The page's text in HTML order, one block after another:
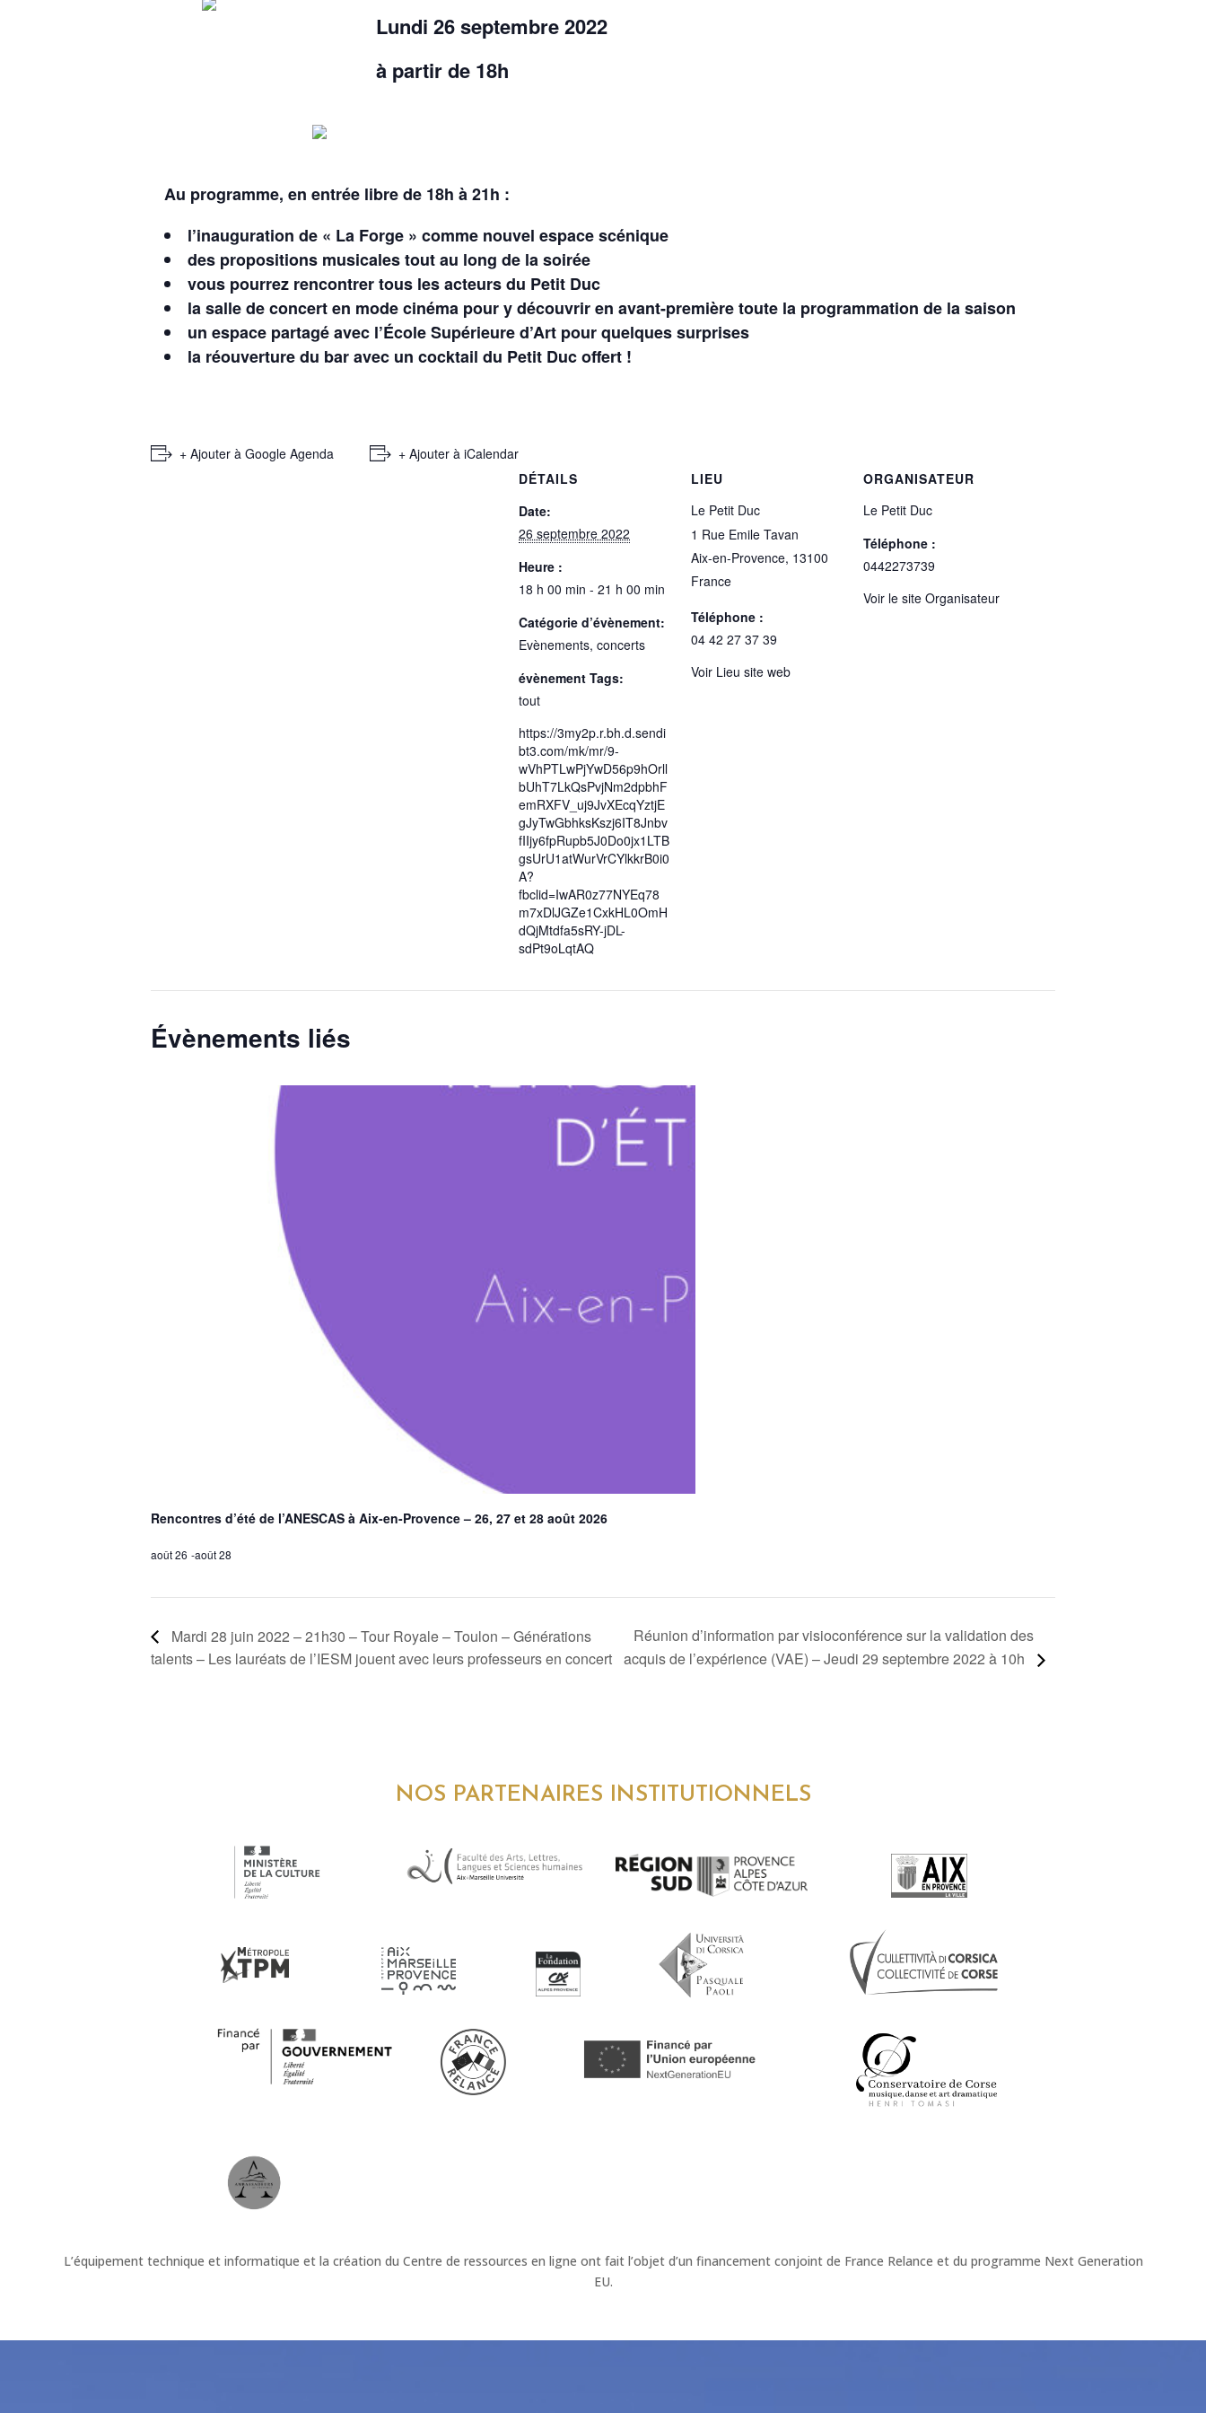
Lundi 26 septembre 2022
à partir de 18h
Au programme, en entrée libre de 18h à 21h :
l’inauguration de « La Forge » comme nouvel espace scénique
des propositions musicales tout au long de la soirée
vous pourrez rencontrer tous les acteurs du Petit Duc
la salle de concert en mode cinéma pour y découvrir en avant-première toute la programmation de la saison
un espace partagé avec l’École Supérieure d’Art pour quelques surprises
la réouverture du bar avec un cocktail du Petit Duc offert !
+ Ajouter à Google Agenda
+ Ajouter à iCalendar
DÉTAILS
Date:
26 septembre 2022
Heure :
18 h 00 min - 21 h 00 min
Catégorie d’évènement:
Evènements, concerts
évènement Tags:
tout
https://3my2p.r.bh.d.sendi
bt3.com/mk/mr/9-
wVhPTLwPjYwD56p9hOrll
bUhT7LkQsPvjNm2dpbhF
emRXFV_uj9JvXEcqYztjE
gJyTwGbhksKszj6IT8Jnbv
fIIjy6fpRupb5J0Do0jx1LTB
gsUrU1atWurVrCYlkkrB0i0
A?
fbclid=IwAR0z77NYEq78
m7xDlJGZe1CxkHL0OmH
dQjMtdfa5sRY-jDL-
sdPt9oLqtAQ
LIEU
Le Petit Duc
1 Rue Emile Tavan
Aix-en-Provence, 13100
France
Téléphone :
04 42 27 37 39
Voir Lieu site web
ORGANISATEUR
Le Petit Duc
Téléphone :
0442273739
Voir le site Organisateur
Évènements liés
Rencontres d’été de l’ANESCAS à Aix-en-Provence – 26, 27 et 28 août 2026
août 26 -août 28
Mardi 28 juin 2022 – 21h30 – Tour Royale – Toulon – Générations
talents – Les lauréats de l’IESM jouent avec leurs professeurs en concert
Réunion d’information par visioconférence sur la validation des
acquis de l’expérience (VAE) – Jeudi 29 septembre 2022 à 10h
NOS PARTENAIRES INSTITUTIONNELS
L’équipement technique et informatique et la création du Centre de ressources en ligne ont fait l’objet d’un financement conjoint de France Relance et du programme Next Generation
EU.